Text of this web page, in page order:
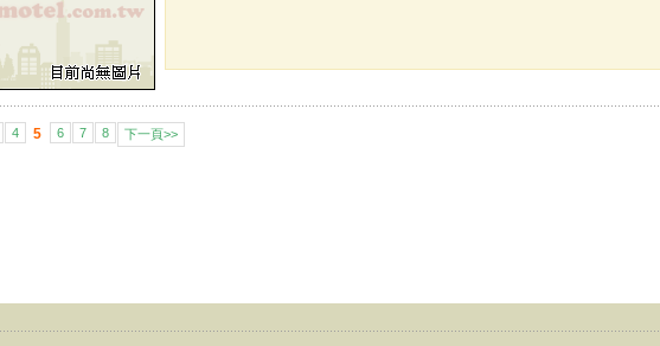
4 5 6 7 8 下一頁>>